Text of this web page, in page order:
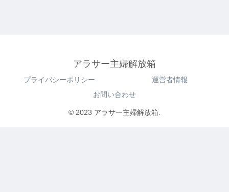
アラサー主婦解放箱
プライバシーポリシー
運営者情報
お問い合わせ
© 2023 アラサー主婦解放箱.